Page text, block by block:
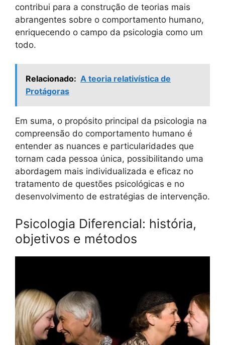
contribui para a construção de teorias mais
abrangentes sobre o comportamento humano,
enriquecendo o campo da psicologia como um
todo.
Relacionado: A teoria relativística de
Protágoras
Em suma, o propósito principal da psicologia na
compreensão do comportamento humano é
entender as nuances e particularidades que
tornam cada pessoa única, possibilitando uma
abordagem mais individualizada e eficaz no
tratamento de questões psicológicas e no
desenvolvimento de estratégias de intervenção.
Psicologia Diferencial: história,
objetivos e métodos